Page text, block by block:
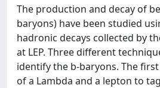
The production and decay of
baryons) have been studied
hadronic decays collected by
at LEP. Three different
identify the b-baryons. The
of a Lambda and a lepton to